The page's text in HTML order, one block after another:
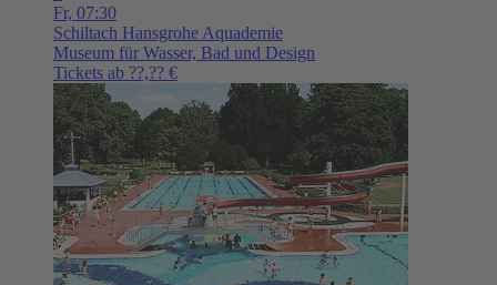
Fr, 07:30
Schiltach Hansgrohe Aquademie
Museum für Wasser, Bad und Design
Tickets ab ??,?? €